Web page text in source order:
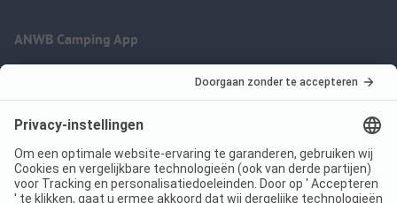
ANWB Camping App
Imprint
Voorwaarden